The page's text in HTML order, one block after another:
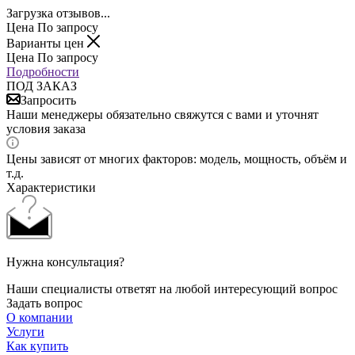
Загрузка отзывов...
Цена По запросу
Варианты цен
Цена По запросу
Подробности
ПОД ЗАКАЗ
Запросить
Наши менеджеры обязательно свяжутся с вами и уточнят
условия заказа
Цены зависят от многих факторов: модель, мощность, объём и
т.д.
Характеристики
Нужна консультация?
Наши специалисты ответят на любой интересующий вопрос
Задать вопрос
О компании
Услуги
Как купить